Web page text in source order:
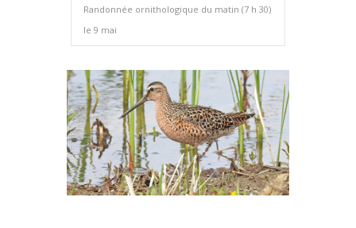
Randonnée ornithologique du matin (7 h 30)
le 9 mai